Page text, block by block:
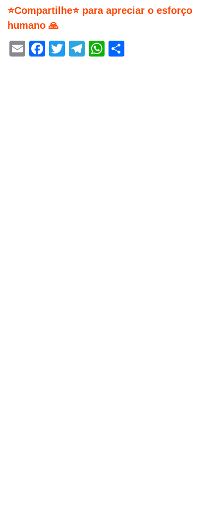
⭐Compartilhe⭐ para apreciar o esforço
humano 🙏
EmailFacebook
Twitter
Telegram
WhatsApp